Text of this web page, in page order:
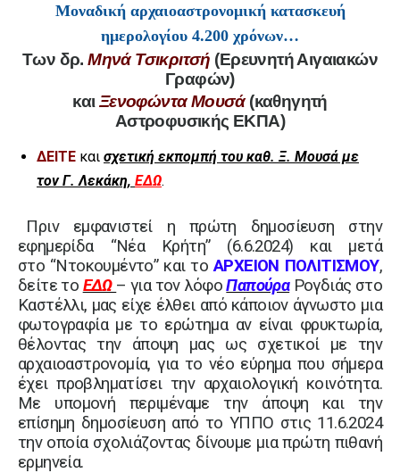
Μοναδική αρχαιοαστρονομική κατασκευή
ημερολογίου 4.200 χρόνων…
Των δρ.Μηνά Τσικριτσή (Ερευνητή Αιγαιακών
Γραφών)
και Ξενοφώντα Μουσά (καθηγητή
Αστροφυσικής ΕΚΠΑ)
ΔΕΙΤΕ και σχετική εκπομπή του καθ. Ξ. Μουσά με
τον Γ. Λεκάκη, ΕΔΩ.
Πριν εμφανιστεί η πρώτη δημοσίευση στην
εφημερίδα “Νέα Κρήτη” (6.6.2024) και μετά
στο “Ντοκουμέντο” και τοΑΡΧΕΙΟΝ ΠΟΛΙΤΙΣΜΟΥ,
δείτε το ΕΔΩ – για τον λόφοΠαπούραΡογδιάς στο
Καστέλλι, μας είχε έλθει από κάποιον άγνωστο μια
φωτογραφία με το ερώτημα αν είναι φρυκτωρία,
θέλοντας την άποψη μας ως σχετικοί με την
αρχαιοαστρονομία, για το νέο εύρημα που σήμερα
έχει προβληματίσει την αρχαιολογική κοινότητα.
Με υπομονή περιμέναμε την άποψη και την
επίσημη δημοσίευση από το ΥΠΠΟ στις 11.6.2024
την οποία σχολιάζοντας δίνουμε μια πρώτη πιθανή
ερμηνεία.